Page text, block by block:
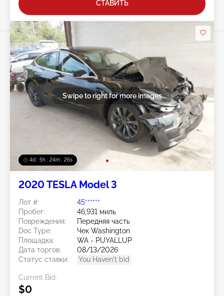
СТАВИТЬ
4d : 5h : 24m : 23s
Swipe to right for more images
2020 TESLA Model 3
Лот #:
45******
Пробег:
46,931 миль
Повреждения:
Передняя часть
Doc Type:
Чек Washington
Площадка:
WA - PUYALLUP
Дата торгов:
08/13/2026
Статус ставки:
You Haven't bid
Current Bid:
$0